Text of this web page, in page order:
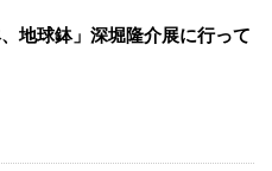
、地球鉢」深堀隆介展に行って